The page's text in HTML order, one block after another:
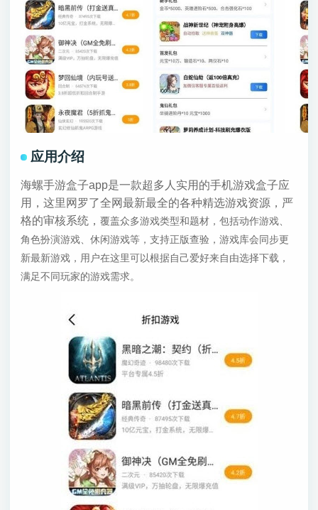
应用介绍
海螺手游盒子app是一款超多人实用的手机游戏盒子应
用，这里网罗了全网最新最全的各种精选游戏资源，严
格的审核系统， 覆盖众多游戏类型和题材，包括动作游戏、
角色扮演游戏、休闲游戏等，支持正版查验， 游戏库会同步更
新最新游戏，用户在这里可以根据自己爱好来自由选择下载，
满足不同玩家的游戏需求。